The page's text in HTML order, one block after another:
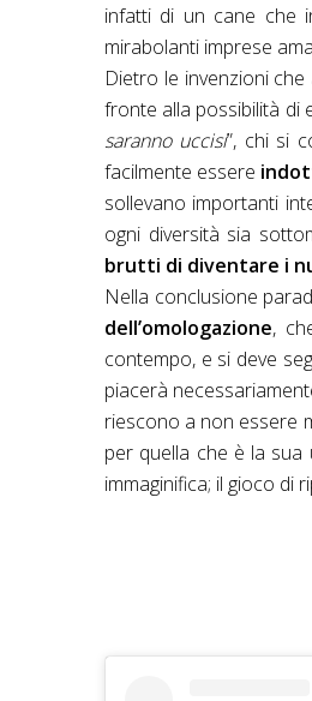
infatti di un cane che
mirabolanti imprese
Dietro le invenzioni
fronte alla possibilità di
saranno uccisi”, chi si
facilmente essere
sollevano importanti
ogni diversità sia
brutti di diventare i
Nella conclusione
dell’omologazione,
contempo, e si deve
piacerà
riescono a non essere
per quella che è la sua
immaginifica; il gioco di